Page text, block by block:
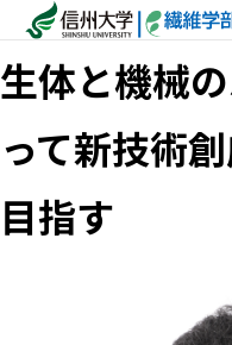
ホーム 教員一覧 照月 大悟
生体と機械
って新技術
目指す